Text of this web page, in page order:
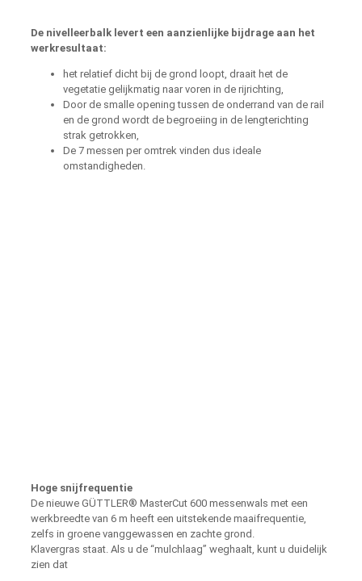
De nivelleerbalk levert een aanzienlijke bijdrage aan het
werkresultaat:
het relatief dicht bij de grond loopt, draait het de
vegetatie gelijkmatig naar voren in de rijrichting,
Door de smalle opening tussen de onderrand van de rail
en de grond wordt de begroeiing in de lengterichting
strak getrokken,
De 7 messen per omtrek vinden dus ideale
omstandigheden.
Hoge snijfrequentie
De nieuwe GÜTTLER® MasterCut 600 messenwals met een
werkbreedte van 6 m heeft een uitstekende maaifrequentie,
zelfs in groene vanggewassen en zachte grond.
Klavergras staat. Als u de “mulchlaag” weghaalt, kunt u duidelijk
zien dat